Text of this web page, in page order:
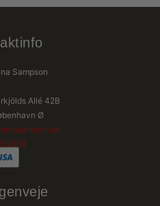
Sampson
Allé 42B
Ø